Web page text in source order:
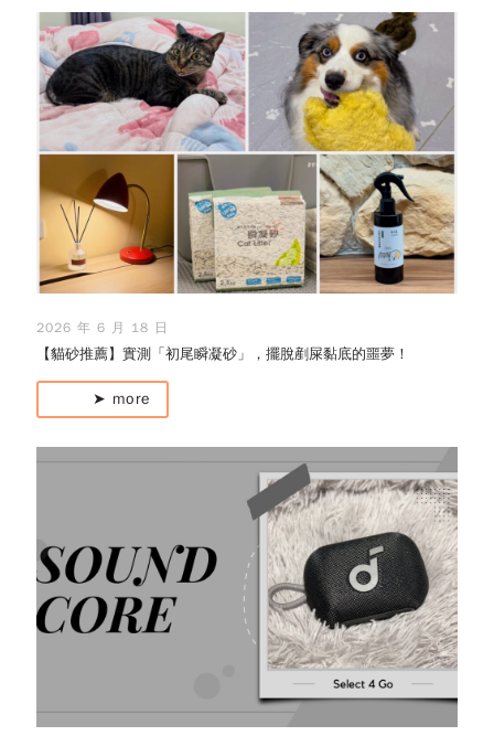
2026 年 6 月 18 日
【貓砂推薦】實測「初尾瞬凝砂」，擺脫剷屎黏底的噩夢！
➤ more